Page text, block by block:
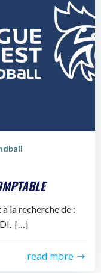
la recherche de :
[…]
read more